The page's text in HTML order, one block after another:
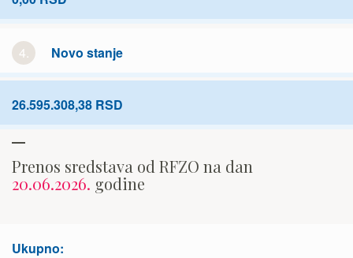
4. Novo stanje
26.595.308,38 RSD
Prenos sredstava od RFZO na dan
20.06.2026. godine
Ukupno: